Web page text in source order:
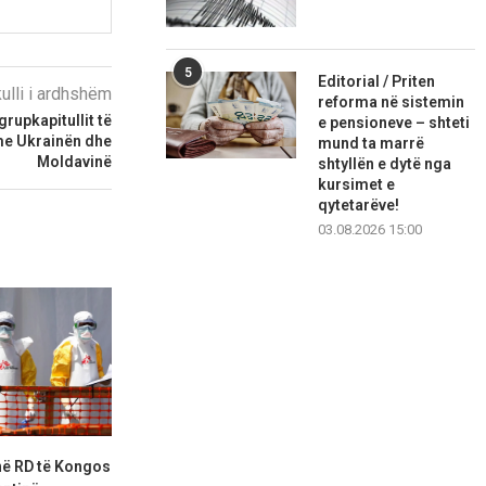
i ardhshëm
të
Ukrainën dhe
Moldavinë
RD të Kongos
5
Editorial / Priten
reforma në sistemin
e pensioneve – shteti
mund ta marrë
shtyllën e dytë nga
kursimet e
qytetarëve!
03.08.2026 15:00